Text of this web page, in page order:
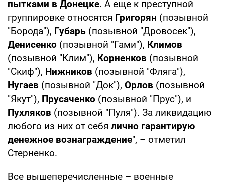
пытками в Донецке. А еще к преступной
группировке относятся Григорян (позывной
"Борода"), Губарь (позывной "Дровосек"),
Денисенко (позывной "Гами"), Климов
(позывной "Клим"), Корненков (позывной
"Скиф"), Нижников (позывной "Фляга"),
Нугаев (позывной "Док"), Орлов (позывной
"Якут"), Прусаченко (позывной "Прус"), и
Пухляков (позывной "Пуля"). За ликвидацию
любого из них от себя лично гарантирую
денежное вознаграждение", – отметил
Стерненко.
Все вышеперечисленные – военные